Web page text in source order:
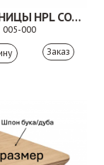
СТОЛЕШНИЦЫ HPL COMPACT
005-000
Заказ